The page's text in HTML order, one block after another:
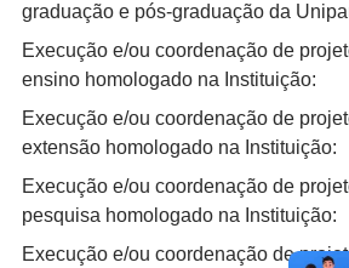
graduação e pós-graduação da
Execução e/ou coordenação de
ensino homologado na Instituição:
Execução e/ou coordenação de
extensão homologado na Instituição:
Execução e/ou coordenação de
pesquisa homologado na Instituição:
Execução e/ou coordenação de